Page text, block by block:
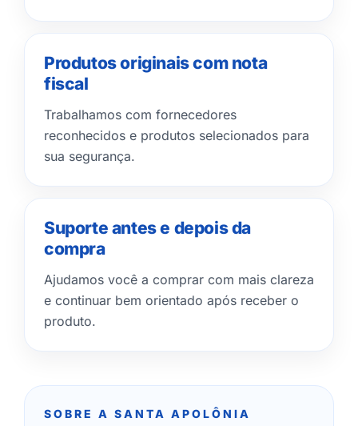
Produtos originais com nota
fiscal
Trabalhamos com fornecedores
reconhecidos e produtos selecionados para
sua segurança.
Suporte antes e depois da
compra
Ajudamos você a comprar com mais clareza
e continuar bem orientado após receber o
produto.
SOBRE A SANTA APOLÔNIA